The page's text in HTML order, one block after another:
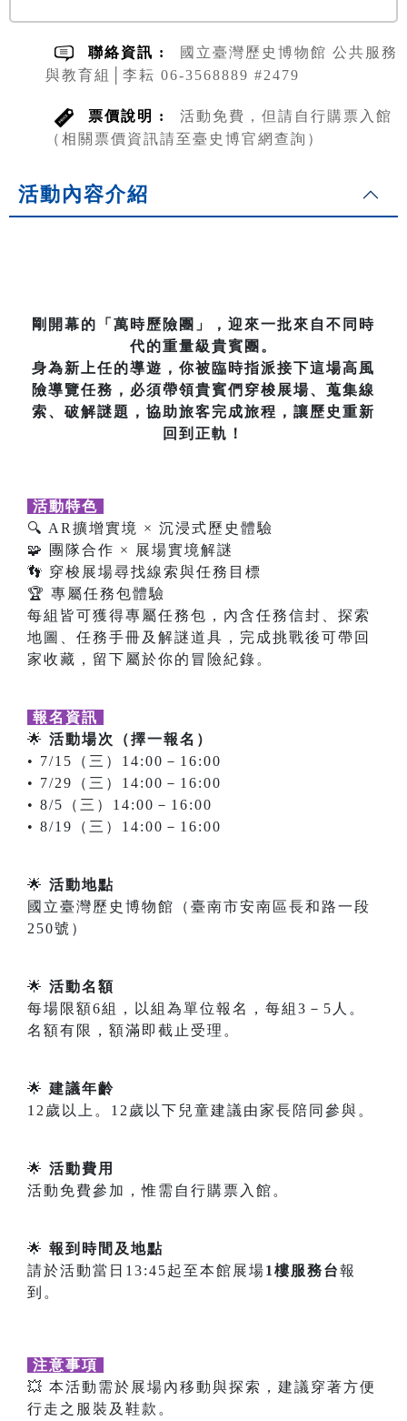
聯絡資訊 :
國立臺灣歷史博物館 公共服務
與教育組│李耘 06-3568889 #2479
票價說明 :
活動免費，但請自行購票入館
（相關票價資訊請至臺史博官網查詢）
活動內容介紹
剛開幕的「萬時歷險團」，迎來一批來自不同時
代的重量級貴賓團。
身為新上任的導遊，你被臨時指派接下這場高風
險導覽任務，必須帶領貴賓們穿梭展場、蒐集線
索、破解謎題，協助旅客完成旅程，讓歷史重新
回到正軌！
活動特色
🔍 AR擴增實境 × 沉浸式歷史體驗
🧩 團隊合作 × 展場實境解謎
👣 穿梭展場尋找線索與任務目標
🏆 專屬任務包體驗
每組皆可獲得專屬任務包，內含任務信封、探索
地圖、任務手冊及解謎道具，完成挑戰後可帶回
家收藏，留下屬於你的冒險紀錄。
報名資訊
🌟 活動場次（擇一報名）
• 7/15（三）14:00－16:00
• 7/29（三）14:00－16:00
• 8/5（三）14:00－16:00
• 8/19（三）14:00－16:00
🌟 活動地點
國立臺灣歷史博物館（臺南市安南區長和路一段
250號）
🌟 活動名額
每場限額6組，以組為單位報名，每組3－5人。
名額有限，額滿即截止受理。
🌟 建議年齡
12歲以上。12歲以下兒童建議由家長陪同參與。
🌟 活動費用
活動免費參加，惟需自行購票入館。
🌟 報到時間及地點
請於活動當日13:45起至本館展場1樓服務台報
到。
注意事項
💥 本活動需於展場內移動與探索，建議穿著方便
行走之服裝及鞋款。